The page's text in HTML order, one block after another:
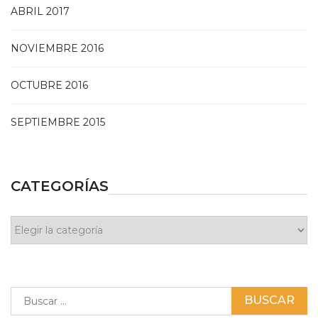
ABRIL 2017
NOVIEMBRE 2016
OCTUBRE 2016
SEPTIEMBRE 2015
CATEGORÍAS